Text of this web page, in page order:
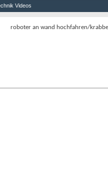
Videos
roboter an wand hochfahren/